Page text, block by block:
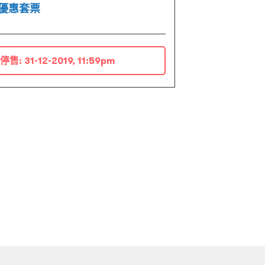
惠套票
停售: 31-12-2019, 11:59pm